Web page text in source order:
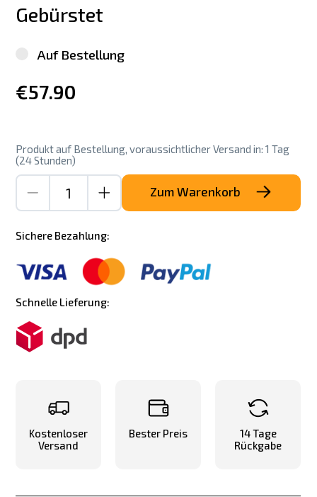
Gebürstet
Auf Bestellung
€57.90
Produkt auf Bestellung, voraussichtlicher Versand in: 1 Tag
(24 Stunden)
Zum Warenkorb
Sichere Bezahlung:
Schnelle Lieferung:
Kostenloser
Versand
Bester Preis
14 Tage
Rückgabe